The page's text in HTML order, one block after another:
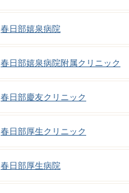
春日部嬉泉病院
春日部嬉泉病院附属クリニック
春日部慶友クリニック
春日部厚生クリニック
春日部厚生病院